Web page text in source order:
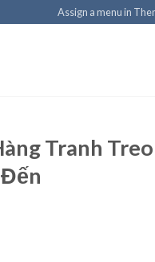
Assign a menu in
Tranh Treo